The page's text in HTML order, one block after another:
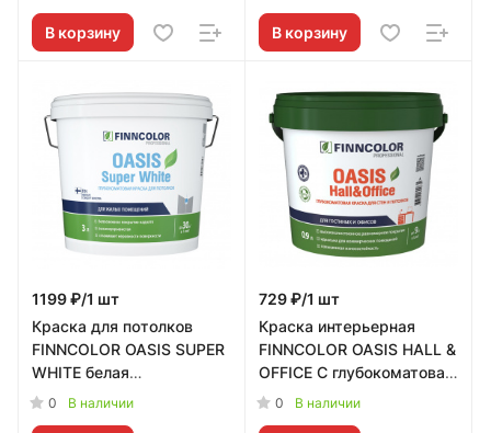
В корзину В корзину
1199 ₽/1 шт
Краска для потолков
FINNCOLOR OASIS SUPER
WHITE белая
глубокоматовая 3л
0 В наличии
729 ₽/1 шт
Краска интерьерная
FINNCOLOR OASIS HALL &
OFFICE C глубокоматовая
0,9л Tikkurila RU -
0 В наличии